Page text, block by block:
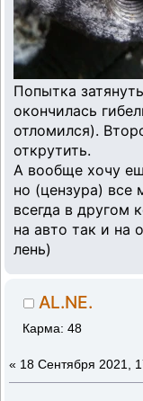
Попытка
окончилась
отломился).
открутить.
А вообще хочу
но (цензура) все
всегда в другом
на авто так и на
лень)
AL.NE.
Карма: 48
« 18 Сентября 2021,